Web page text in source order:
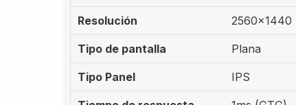
Resolución 2560x1440
Tipo de pantalla Plana
Tipo Panel IPS